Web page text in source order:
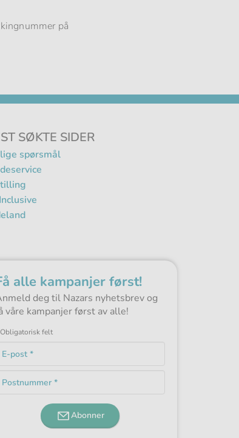
på
SØKTE SIDER
spørsmål
alle kampanjer først!
deg til Nazars nyhetsbrev og
våre kampanjer først av alle!
felt
E-
post
felt
Postnummer
Obligatorisk
Abonner